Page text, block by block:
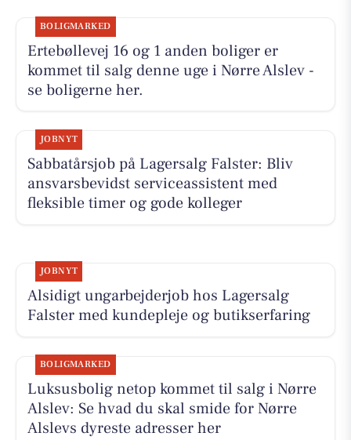
BOLIGMARKED
Ertebøllevej 16 og 1 anden boliger er
kommet til salg denne uge i Nørre Alslev -
se boligerne her.
JOBNYT
Sabbatårsjob på Lagersalg Falster: Bliv
ansvarsbevidst serviceassistent med
fleksible timer og gode kolleger
JOBNYT
Alsidigt ungarbejderjob hos Lagersalg
Falster med kundepleje og butikserfaring
BOLIGMARKED
Luksusbolig netop kommet til salg i Nørre
Alslev: Se hvad du skal smide for Nørre
Alslevs dyreste adresser her